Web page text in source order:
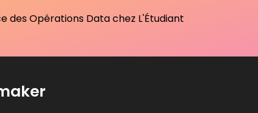
des Opérations Data chez L'Étudiant